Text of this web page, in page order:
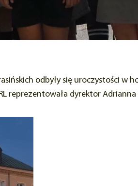
odbyły się uroczystości w
reprezentowała dyrektor Adrianna